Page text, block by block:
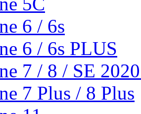
6 / 6s
6 / 6s PLUS
7 / 8 / SE
7 Plus / 8 Plus